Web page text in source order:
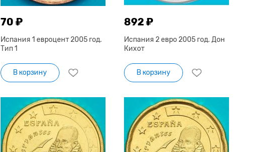
70 ₽
Испания 1 евроцент 2005 год.
Тип 1
В корзину
892 ₽
Испания 2 евро 2005 год. Дон
Кихот
В корзину